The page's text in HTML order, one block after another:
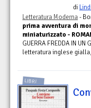
di
Letteratura Moderna-
prima avventura di
miniaturizzato -
GUERRA FREDDA IN
letteratura inglese
LIBRI